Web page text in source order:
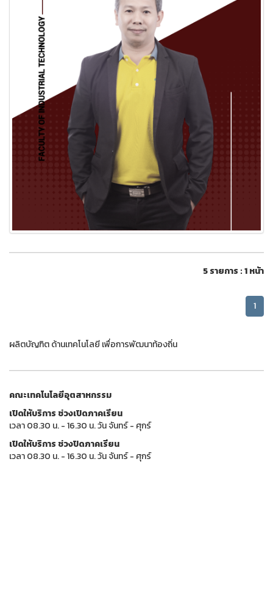
5 รายการ : 1 หน้า
1
ผลิตบัญฑิต ด้านเทคโนโลยี เพื่อการพัฒนาท้องถิ่น
คณะเทคโนโลยีอุตสาหกรรม
เปิดให้บริการ ช่วงเปิดภาคเรียน
เวลา 08.30 น. - 16.30 น. วัน จันทร์ - ศุกร์
เปิดให้บริการ ช่วงปิดภาคเรียน
เวลา 08.30 น. - 16.30 น. วัน จันทร์ - ศุกร์